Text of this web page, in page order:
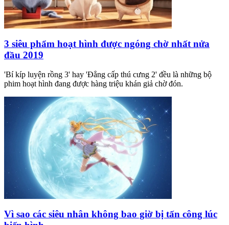
3 siêu phẩm hoạt hình được ngóng chờ nhất nửa
đầu 2019
'Bí kíp luyện rồng 3' hay 'Đẳng cấp thú cưng 2' đều là những bộ
phim hoạt hình đang được hàng triệu khán giả chờ đón.
Vì sao các siêu nhân không bao giờ bị tấn công lúc